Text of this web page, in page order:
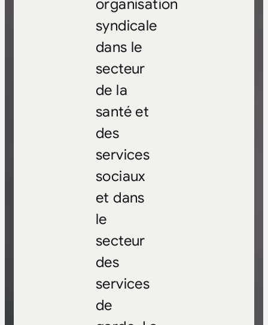
organisation
syndicale
dans le
secteur
de la
santé et
des
services
sociaux
et dans
le
secteur
des
services
de